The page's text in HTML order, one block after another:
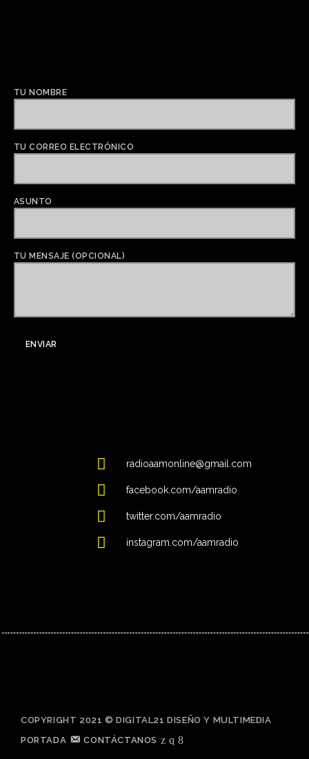
TU NOMBRE
TU CORREO ELECTRÓNICO
ASUNTO
TU MENSAJE (OPCIONAL)
radioaamonline@gmail.com
facebook.com/aamradio
twitter.com/aamradio
instagram.com/aamradio
COPYRIGHT 2021 © DIGITAL21 DISEÑO Y MULTIMEDIA
PORTADA
CONTÁCTANOS